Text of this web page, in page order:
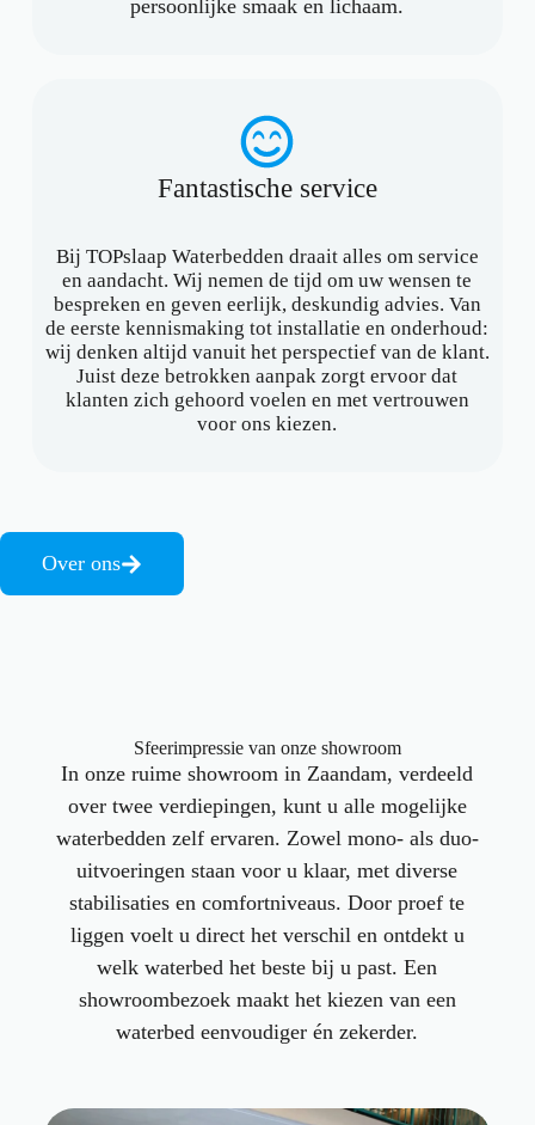
persoonlijke smaak en lichaam.
Fantastische service
Bij TOPslaap Waterbedden draait alles om service
en aandacht. Wij nemen de tijd om uw wensen te
bespreken en geven eerlijk, deskundig advies. Van
de eerste kennismaking tot installatie en onderhoud:
wij denken altijd vanuit het perspectief van de klant.
Juist deze betrokken aanpak zorgt ervoor dat
klanten zich gehoord voelen en met vertrouwen
voor ons kiezen.
Over ons
Sfeerimpressie van onze showroom
In onze ruime showroom in Zaandam, verdeeld
over twee verdiepingen, kunt u alle mogelijke
waterbedden zelf ervaren. Zowel mono- als duo-
uitvoeringen staan voor u klaar, met diverse
stabilisaties en comfortniveaus. Door proef te
liggen voelt u direct het verschil en ontdekt u
welk waterbed het beste bij u past. Een
showroombezoek maakt het kiezen van een
waterbed eenvoudiger én zekerder.